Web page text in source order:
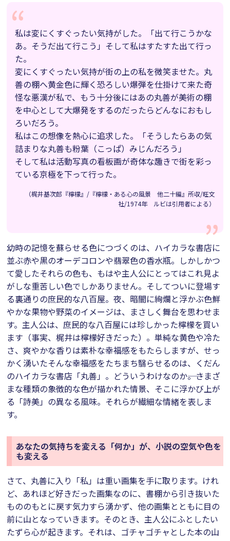
私は変にくすぐったい気持がした。「出て行こうかな
あ。そうだ出て行こう」そして私はすたすた出て行っ
た。
変にくすぐったい気持が街の上の私を微笑ませた。丸
善の棚へ黄金色に輝く恐ろしい爆弾を仕掛けて来た奇
怪な悪漢が私で、もう十分後にはあの丸善が美術の棚
を中心として大爆発をするのだったらどんなにおもし
ろいだろう。
私はこの想像を熱心に追求した。「そうしたらあの気
詰まりな丸善も粉葉（こっぱ）みじんだろう」
そして私は活動写真の看板画が奇体な趣きで街を彩っ
ている京極を下って行った。
（梶井基次郎『檸檬』/『檸檬・ある心の風景 他二十編』所収/旺文
社/1974年 ルビは引用者による）
幼時の記憶を蘇らせる色につづくのは、ハイカラな書店に
並ぶ赤や黒のオーデコロンや翡翠色の香水瓶。しかしかつ
て愛したそれらの色も、もはや主人公にとってはこれ見よ
がしな重苦しい色でしかありません。そしてついに登場す
る裏通りの庶民的な八百屋。夜、暗闇に絢爛と浮かぶ色鮮
やかな果物や野菜のイメージは、まさしく舞台を思わせま
す。主人公は、庶民的な八百屋には珍しかった檸檬を買い
ます（事実、梶井は檸檬好きだった）。単純な黄色や冷た
さ、爽やかな香りは素朴な幸福感をもたらしますが、せっ
かく湧いたそんな幸福感をたちまち翳らせるのは、くだん
のハイカラな書店「丸善」。どういうわけなのか――。さまざ
まな種類の象徴的な色が描かれた情景、そこに浮かび上が
る「詩美」の異なる風味。それらが繊細な情緒を表しま
す。
あなたの気持ちを変える「何か」が、小説の空気や色を
も変える
さて、丸善に入り「私」は重い画集を手に取ります。けれ
ど、あれほど好きだった画集なのに、書棚から引き抜いた
もののもとに戻す気力すら湧かず、他の画集とともに目の
前に山となっていきます。そのとき、主人公にふとしたい
たずら心が起きます。それは、ゴチャゴチャとした本の山